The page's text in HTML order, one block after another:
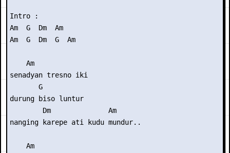
Intro :
Am  G  Dm  Am
Am  G  Dm  G  Am
    Am
senadyan tresno iki
       G
durung biso luntur
        Dm              Am
nanging karepe ati kudu mundur..
    Am